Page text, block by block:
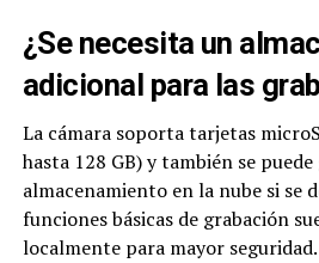
¿Se necesita un
adicional para las
La cámara soporta tarjetas
hasta 128 GB) y también se
almacenamiento en la nube si se
funciones básicas de grabación
localmente para mayor seguridad.